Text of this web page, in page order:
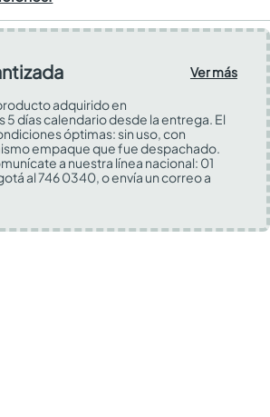
Ver más
adquirido en
5 días calendario desde la entrega. El
óptimas: sin uso, con
empaque que fue despachado.
a nuestra línea nacional: 01
al 746 0340, o envía un correo a